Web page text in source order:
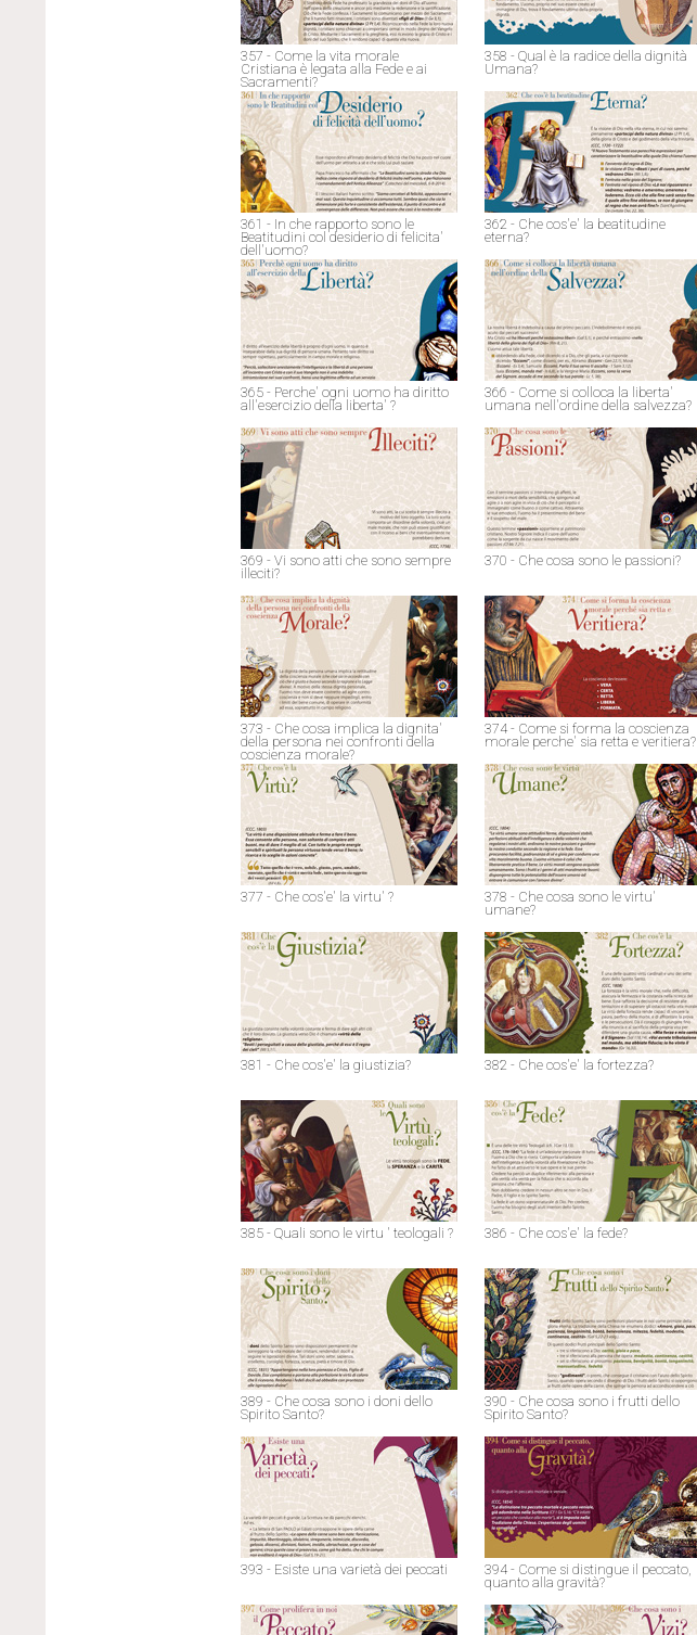
357 - Come la vita morale
Cristiana è legata alla Fede e ai
Sacramenti?
358 - Qual è la radice della dignità
Umana?
361 - In che rapporto sono le
Beatitudini col desiderio di felicita'
dell'uomo?
362 - Che cos'e' la beatitudine
eterna?
365 - Perche' ogni uomo ha diritto
all'esercizio della liberta' ?
366 - Come si colloca la liberta'
umana nell'ordine della salvezza?
369 - Vi sono atti che sono sempre
illeciti?
370 - Che cosa sono le passioni?
373 - Che cosa implica la dignita'
della persona nei confronti della
coscienza morale?
374 - Come si forma la coscienza
morale perche' sia retta e veritiera?
377 - Che cos'e' la virtu' ?
378 - Che cosa sono le virtu'
umane?
381 - Che cos'e' la giustizia? 382 - Che cos'e' la fortezza?
385 - Quali sono le virtu ' teologali ? 386 - Che cos'e' la fede?
389 - Che cosa sono i doni dello
Spirito Santo?
390 - Che cosa sono i frutti dello
Spirito Santo?
393 - Esiste una varietà dei peccati
394 - Come si distingue il peccato,
quanto alla gravità?